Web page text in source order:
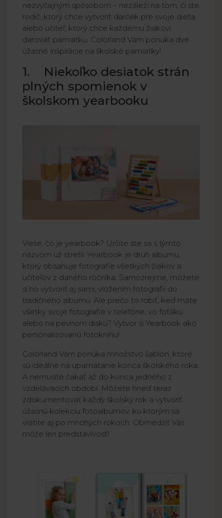
nezvyčajným spôsobom – nezáleží na tom, či ste
rodič, ktorý chce vytvoriť darček pre svoje dieťa,
alebo učiteľ, ktorý chce každému žiakovi
darovať pamiatku. Colorland Vám ponúka dve
úžasné inšpirácie na školské pamiatky!
1. Niekoľko desiatok strán
plných spomienok v
školskom yearbooku
Viete, čo je yearbook? Určite ste sa s týmto
názvom už stretli. Yearbook je druh albumu,
ktorý obsahuje fotografie všetkých žiakov a
učiteľov z daného ročníka. Samozrejme, môžete
si ho vytvoriť aj sami, vložením fotografií do
tradičného albumu. Ale prečo to robiť, keď máte
všetky svoje fotografie v telefóne, vo foťáku
alebo na pevnom disku? Vytvor si Yearbook ako
personalizovanú fotoknihu!
Colorland Vám ponúka množstvo šablón, ktoré
sú ideálne na upamätanie konca školského roka.
A nemusíte čakať až do konca jedného z
vzdelávacích období. Môžete hneď teraz
zdokumentovať každý školský rok a vytvoriť
úžasnú kolekciu fotoalbumov, ku ktorým sa
vrátite aj po mnohých rokoch. Obmedziť Vás
môže len predstavivosť!